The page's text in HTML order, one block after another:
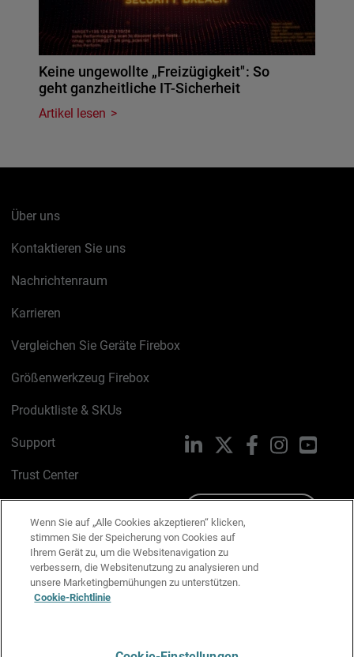
Keine ungewollte „Freizügigkeit": So
geht ganzheitliche IT-Sicherheit
Artikel lesen
Über uns
Kontaktieren Sie uns
Nachrichtenraum
Karrieren
Vergleichen Sie Geräte Firebox
Größenwerkzeug Firebox
Produktliste & SKUs
Support
Trust Center
Cookie-Richtlinie
Datenschutzrichtlinie
Media & Brand Kit
LinkedIn FacebookInstagram
Wenn Sie auf „Alle Cookies akzeptieren“ klicken,
stimmen Sie der Speicherung von Cookies auf
Ihrem Gerät zu, um die Websitenavigation zu
verbessern, die Websitenutzung zu analysieren und
unsere Marketingbemühungen zu unterstützen.
Cookie-Richtlinie